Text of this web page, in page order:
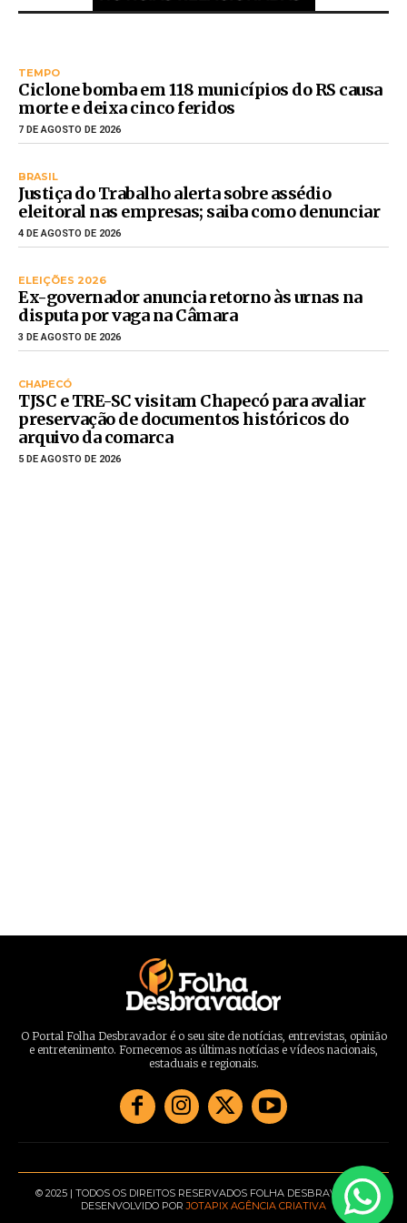
TEMPO
Ciclone bomba em 118 municípios do RS causa
morte e deixa cinco feridos
7 DE AGOSTO DE 2026
BRASIL
Justiça do Trabalho alerta sobre assédio
eleitoral nas empresas; saiba como denunciar
4 DE AGOSTO DE 2026
ELEIÇÕES 2026
Ex-governador anuncia retorno às urnas na
disputa por vaga na Câmara
3 DE AGOSTO DE 2026
CHAPECÓ
TJSC e TRE-SC visitam Chapecó para avaliar
preservação de documentos históricos do
arquivo da comarca
5 DE AGOSTO DE 2026
O Portal Folha Desbravador é o seu site de notícias, entrevistas, opinião
e entretenimento. Fornecemos as últimas notícias e vídeos nacionais,
estaduais e regionais.
© 2025 | TODOS OS DIREITOS RESERVADOS FOLHA DESBRAVADOR |
DESENVOLVIDO PORJOTAPIX AGÊNCIA CRIATIVA